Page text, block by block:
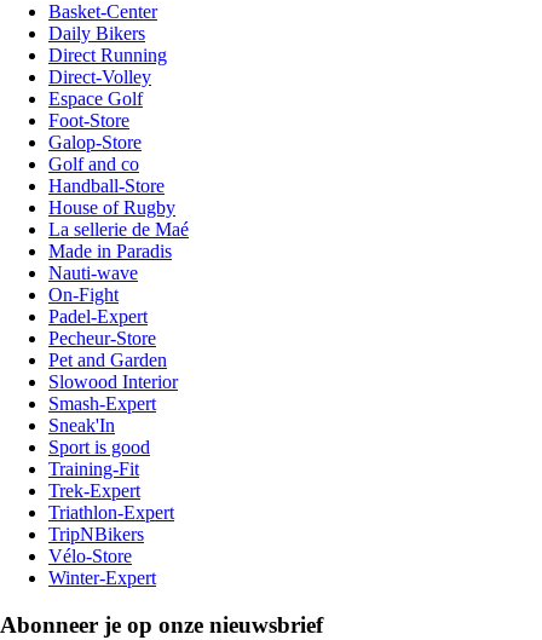
Basket-Center
Daily Bikers
Direct Running
Direct-Volley
Espace Golf
Foot-Store
Galop-Store
Golf and co
Handball-Store
House of Rugby
La sellerie de Maé
Made in Paradis
Nauti-wave
On-Fight
Padel-Expert
Pecheur-Store
Pet and Garden
Slowood Interior
Smash-Expert
Sneak'In
Sport is good
Training-Fit
Trek-Expert
Triathlon-Expert
TripNBikers
Vélo-Store
Winter-Expert
Abonneer je op onze nieuwsbrief